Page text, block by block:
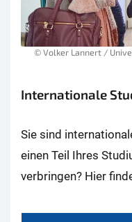
© Volker Lannert /
Internationale
Sie sind
einen Teil Ihres
verbringen? Hier